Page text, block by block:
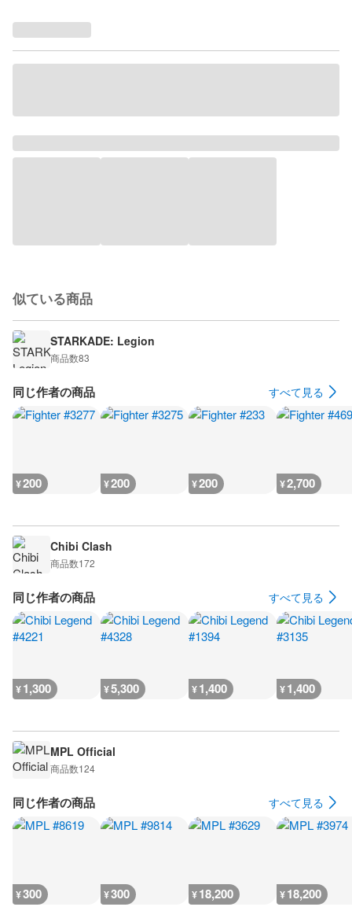
似ている商品
STARKADE: Legion
商品数83
同じ作者の商品 すべて見る
¥200 ¥200 ¥200 ¥2,700
Chibi Clash
商品数172
同じ作者の商品 すべて見る
¥1,300 ¥5,300 ¥1,400 ¥1,400
MPL Official
商品数124
同じ作者の商品 すべて見る
¥300 ¥300 ¥18,200 ¥18,200